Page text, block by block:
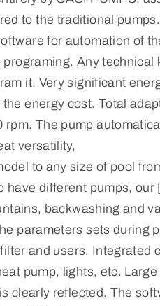
to the traditional
for automation of
Any technical
it. Very significant
energy cost. Total
rpm. The pump
versatility,
to any size of pool
have different pumps, our
backwashing and
parameters sets during
and users. Integrated
pump, lights, etc.
clearly reflected. The